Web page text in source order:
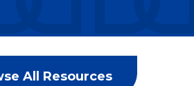
All Resources